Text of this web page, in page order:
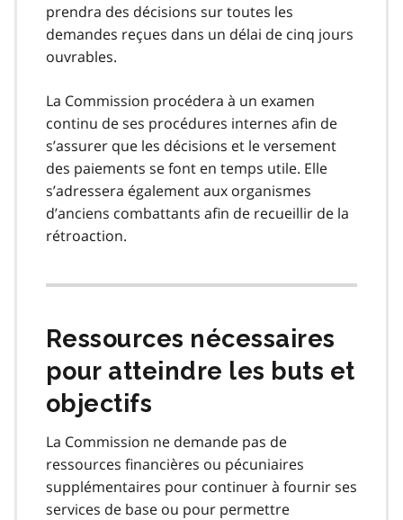
prendra des décisions sur toutes les
demandes reçues dans un délai de cinq jours
ouvrables.
La Commission procédera à un examen
continu de ses procédures internes afin de
s’assurer que les décisions et le versement
des paiements se font en temps utile. Elle
s’adressera également aux organismes
d’anciens combattants afin de recueillir de la
rétroaction.
Ressources nécessaires
pour atteindre les buts et
objectifs
La Commission ne demande pas de
ressources financières ou pécuniaires
supplémentaires pour continuer à fournir ses
services de base ou pour permettre